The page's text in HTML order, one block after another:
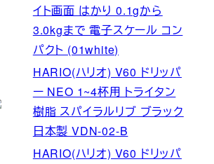
イト画面 はかり 0.1gから
3.0kgまで 電子スケール コン
パクト (01white)
HARIO(ハリオ) V60 ドリッパ
ー NEO 1~4杯用 トライタン
樹脂 スパイラルリブ ブラック
日本製 VDN-02-B
HARIO(ハリオ) V60 ドリッパ